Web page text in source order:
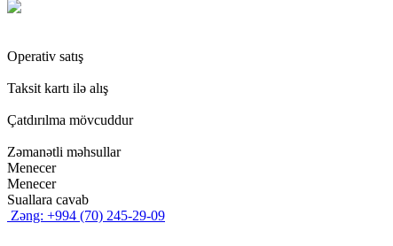
Operativ satış
Taksit kartı ilə alış
Çatdırılma mövcuddur
Zəmanətli məhsullar
Menecer
Menecer
Suallara cavab
Zəng: +994 (70) 245-29-09